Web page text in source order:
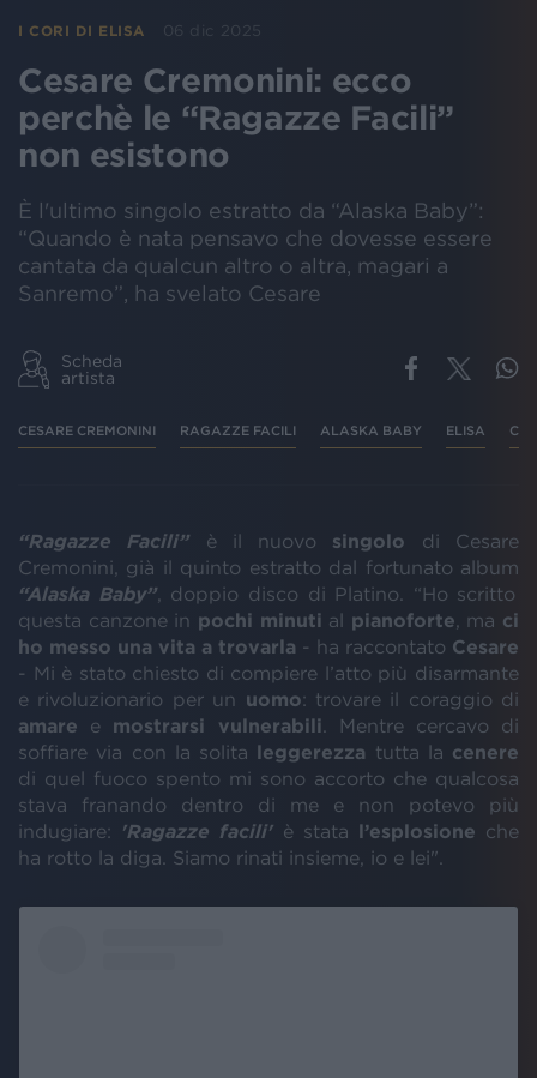
I CORI DI ELISA 06 dic 2025
Cesare Cremonini: ecco
perchè le “Ragazze Facili”
non esistono
È l'ultimo singolo estratto da “Alaska Baby”:
“Quando è nata pensavo che dovesse essere
cantata da qualcun altro o altra, magari a
Sanremo”, ha svelato Cesare
Scheda
artista
CESARE CREMONINI RAGAZZE FACILI ALASKA BABY ELISA
“Ragazze Facili” è il nuovo singolo di Cesare
Cremonini, già il quinto estratto dal fortunato album
“Alaska Baby”, doppio disco di Platino. “Ho scritto
questa canzone in pochi minuti al pianoforte , ma ci
ho messo una vita a trovarla - ha raccontato Cesare
- Mi è stato chiesto di compiere l’atto più disarmante
e rivoluzionario per un uomo: trovare il coraggio di
amare e mostrarsi vulnerabili . Mentre cercavo di
soffiare via con la solita leggerezza tutta la cenere
di quel fuoco spento mi sono accorto che qualcosa
stava franando dentro di me e non potevo più
indugiare:
'Ragazze facili' è stata l’esplosione che
ha rotto la diga. Siamo rinati insieme, io e lei".